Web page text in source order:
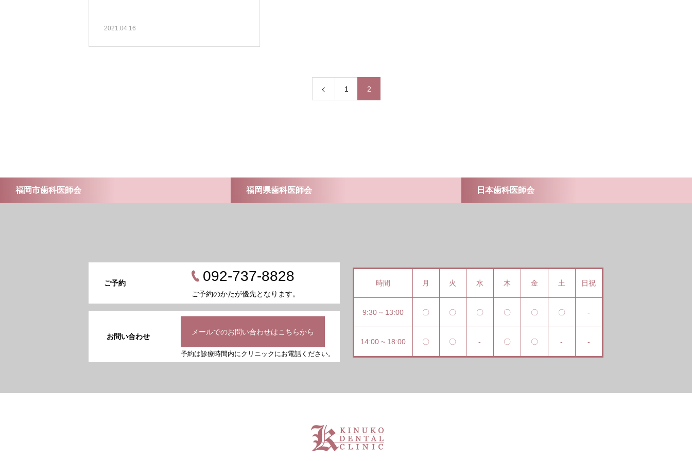
2021.04.16
1 2
福岡市歯科医師会 福岡県歯科医師会 日本歯科医師会
お問い合わせ
メールでのお問い合わせはこちらから
予約は診療時間内にクリニックにお電話ください。
ご予約 092-737-8828
ご予約のかたが優先となります。
時間 月 火 水 木 金 土 日祝
9:30 ~ 13:00 〇 〇 〇 〇 〇 〇 -
14:00 ~ 18:00 〇 〇 - 〇 〇 - -